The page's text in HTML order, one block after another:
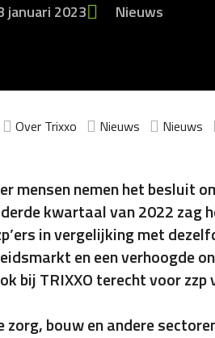
januari 2023 Nieuws
Over Trixxo Nieuws Nieuws
mensen nemen het besluit
kwartaal van 2022 zag
in vergelijking met
en een verhoogde
bij TRIXXO terecht voor
zorg, bouw en andere